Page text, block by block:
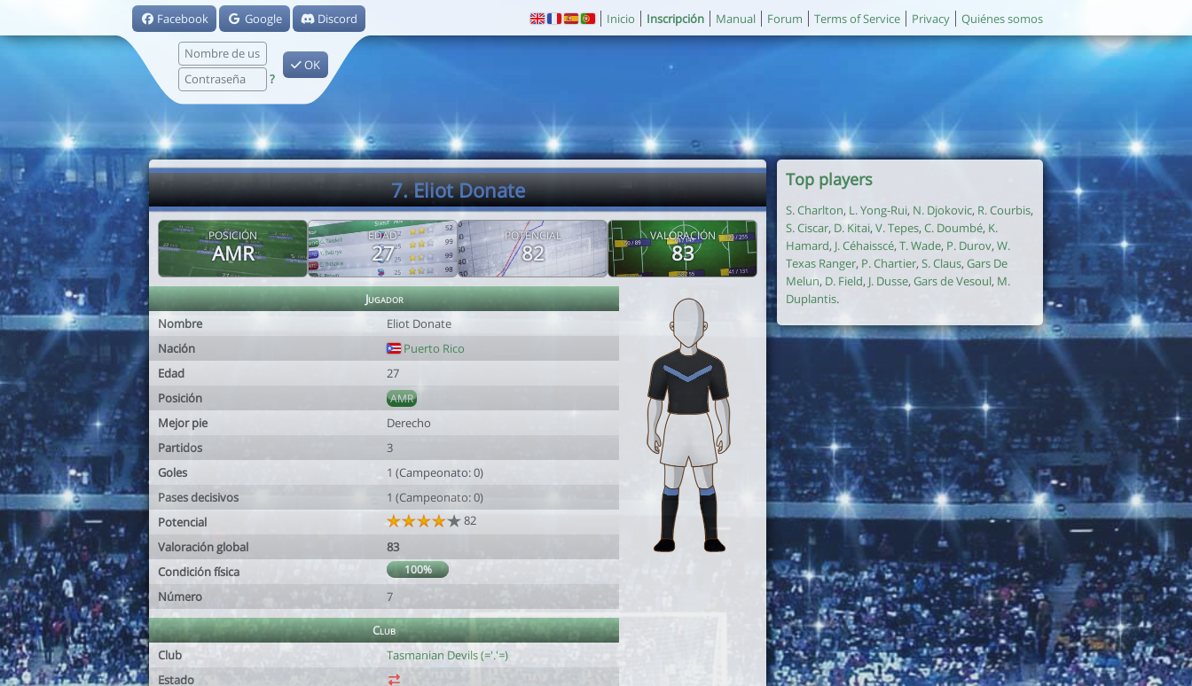
Facebook Google Discord
?
OK
Inicio Inscripción Manual Forum Terms of Service Privacy Quiénes somos
7. Eliot Donate
POSICIÓN
AMR
EDAD
27
POTENCIAL
82
VALORACIÓN
83
Jugador
Nombre
Eliot Donate
Nación
Puerto Rico
Edad
27
Posición
AMR
Mejor pie
Derecho
Partidos
3
Goles
1 (Campeonato: 0)
Pases decisivos
1 (Campeonato: 0)
Potencial
82
Valoración global
83
Condición física
100%
Número 7
Club
Club
Tasmanian Devils (='.'=)
Estado
Top players
S. Charlton, L. Yong-Rui, N. Djokovic, R. Courbis,
S. Ciscar, D. Kitai, V. Tepes, C. Doumbé, K.
Hamard, J. Céhaisscé, T. Wade, P. Durov, W.
Texas Ranger, P. Chartier, S. Claus, Gars De
Melun, D. Field, J. Dusse, Gars de Vesoul, M.
Duplantis.